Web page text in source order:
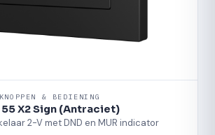
& BEDIENING
X2 Sign (Antraciet)
2-V met DND en MUR indicator